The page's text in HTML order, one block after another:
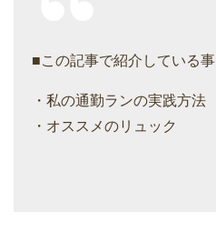
■この記事で紹介している事
・私の通勤ランの実践方法
・オススメのリュック